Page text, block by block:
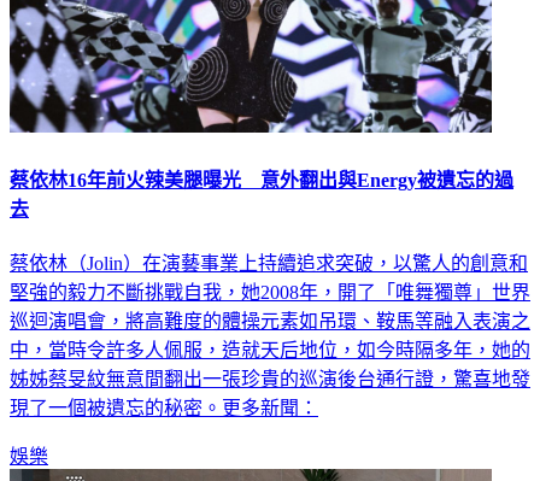
蔡依林16年前火辣美腿曝光 意外翻出與Energy被遺忘的過
蔡依林（Jolin）在演藝事業上持續追求突破，以驚人的創意和
堅強的毅力不斷挑戰自我，她2008年，開了「唯舞獨尊」世界
巡迴演唱會，將高難度的體操元素如吊環、鞍馬等融入表演之
中，當時令許多人佩服，造就天后地位，如今時隔多年，她的
姊姊蔡旻紋無意間翻出一張珍貴的巡演後台通行證，驚喜地發